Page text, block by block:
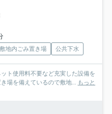
敷地内ごみ置き場 公共下水
ト使用料不要など充実した設備を
場を備えているので敷地...
もっと